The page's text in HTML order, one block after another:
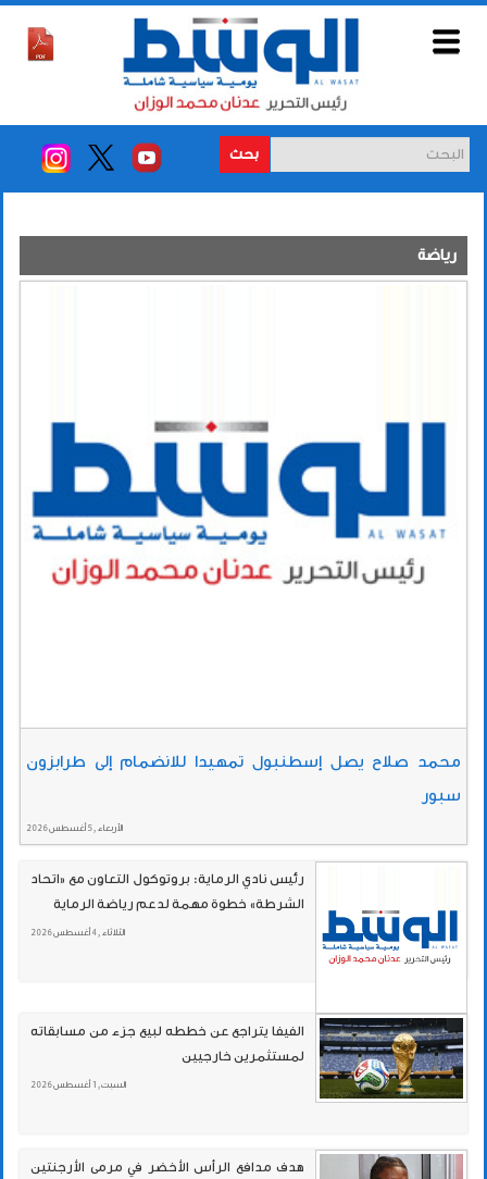
بحث
رياضة
محمد صلاح يصل إسطنبول تمهيدا للانضمام إلى طرابزون
سبور
الأربعاء , 5 أغسطس 2026
رئيس نادي الرماية: بروتوكول التعاون مع «اتحاد
الشرطة» خطوة مهمة لدعم رياضة الرماية
الثلاثاء , 4 أغسطس 2026
الفيفا يتراجع عن خططه لبيع جزء من مسابقاته
لمستثمرين خارجيين
السبت , 1 أغسطس 2026
هدف مدافع الرأس الأخضر في مرمى الأرجنتين